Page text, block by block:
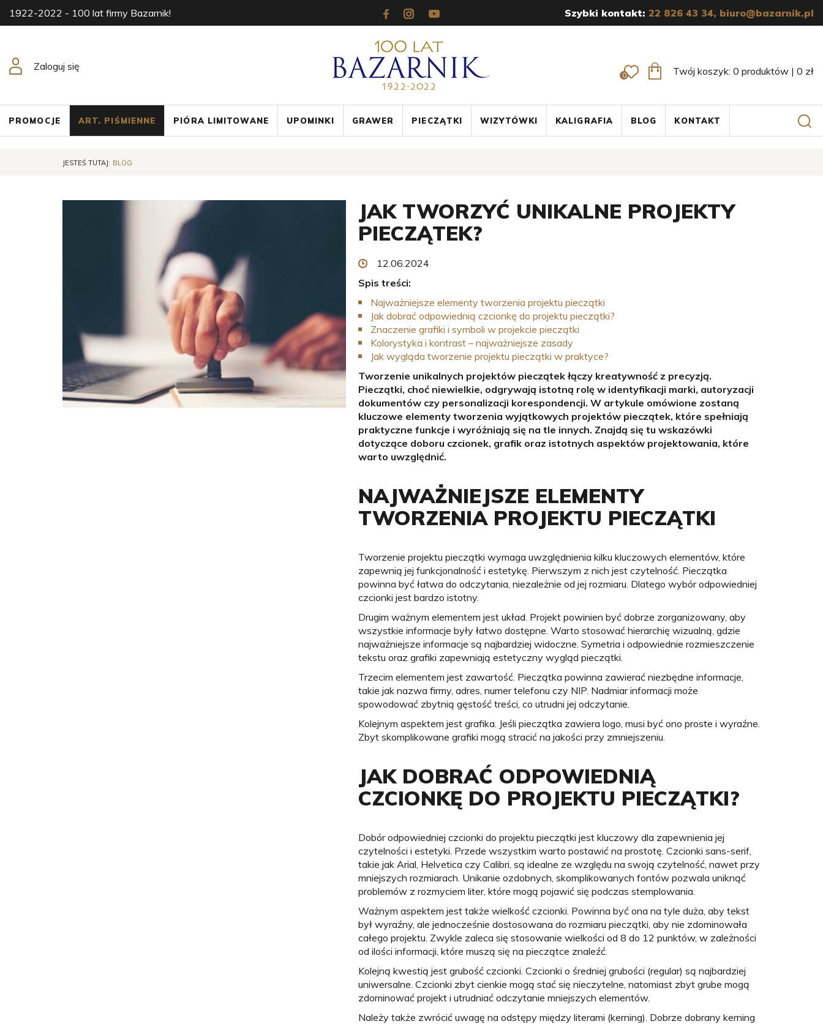
1922-2022 - 100 lat firmy Bazarnik! Szybki kontakt: 22 826 43 34, biuro@bazarnik.pl
Zaloguj się
0 Twój koszyk: 0 produktów | 0 zł
PROMOCJE ART. PIŚMIENNE PIÓRA LIMITOWANE UPOMINKI GRAWER PIECZĄTKI WIZYTÓWKI KALIGRAFIA BLOG KONTAKT
JESTEŚ TUTAJ: BLOG
JAK TWORZYĆ UNIKALNE PROJEKTY
PIECZĄTEK?
12.06.2024
Spis treści:
Najważniejsze elementy tworzenia projektu pieczątki
Jak dobrać odpowiednią czcionkę do projektu pieczątki?
Znaczenie grafiki i symboli w projekcie pieczątki
Kolorystyka i kontrast – najważniejsze zasady
Jak wygląda tworzenie projektu pieczątki w praktyce?
Tworzenie unikalnych projektów pieczątek łączy kreatywność z precyzją.
Pieczątki, choć niewielkie, odgrywają istotną rolę w identyfikacji marki, autoryzacji
dokumentów czy personalizacji korespondencji. W artykule omówione zostaną
kluczowe elementy tworzenia wyjątkowych projektów pieczątek, które spełniają
praktyczne funkcje i wyróżniają się na tle innych. Znajdą się tu wskazówki
dotyczące doboru czcionek, grafik oraz istotnych aspektów projektowania, które
warto uwzględnić.
NAJWAŻNIEJSZE ELEMENTY
TWORZENIA PROJEKTU PIECZĄTKI
Tworzenie projektu pieczątki wymaga uwzględnienia kilku kluczowych elementów, które
zapewnią jej funkcjonalność i estetykę. Pierwszym z nich jest czytelność. Pieczątka
powinna być łatwa do odczytania, niezależnie od jej rozmiaru. Dlatego wybór odpowiedniej
czcionki jest bardzo istotny.
Drugim ważnym elementem jest układ. Projekt powinien być dobrze zorganizowany, aby
wszystkie informacje były łatwo dostępne. Warto stosować hierarchię wizualną, gdzie
najważniejsze informacje są najbardziej widoczne. Symetria i odpowiednie rozmieszczenie
tekstu oraz grafiki zapewniają estetyczny wygląd pieczątki.
Trzecim elementem jest zawartość. Pieczątka powinna zawierać niezbędne informacje,
takie jak nazwa firmy, adres, numer telefonu czy NIP. Nadmiar informacji może
spowodować zbytnią gęstość treści, co utrudni jej odczytanie.
Kolejnym aspektem jest grafika. Jeśli pieczątka zawiera logo, musi być ono proste i wyraźne.
Zbyt skomplikowane grafiki mogą stracić na jakości przy zmniejszeniu.
JAK DOBRAĆ ODPOWIEDNIĄ
CZCIONKĘ DO PROJEKTU PIECZĄTKI?
Dobór odpowiedniej czcionki do projektu pieczątki jest kluczowy dla zapewnienia jej
czytelności i estetyki. Przede wszystkim warto postawić na prostotę. Czcionki sans-serif,
takie jak Arial, Helvetica czy Calibri, są idealne ze względu na swoją czytelność, nawet przy
mniejszych rozmiarach. Unikanie ozdobnych, skomplikowanych fontów pozwala uniknąć
problemów z rozmyciem liter, które mogą pojawić się podczas stemplowania.
Ważnym aspektem jest także wielkość czcionki. Powinna być ona na tyle duża, aby tekst
był wyraźny, ale jednocześnie dostosowana do rozmiaru pieczątki, aby nie zdominowała
całego projektu. Zwykle zaleca się stosowanie wielkości od 8 do 12 punktów, w zależności
od ilości informacji, które muszą się na pieczątce znaleźć.
Kolejną kwestią jest grubość czcionki. Czcionki o średniej grubości (regular) są najbardziej
uniwersalne. Czcionki zbyt cienkie mogą stać się nieczytelne, natomiast zbyt grube mogą
zdominować projekt i utrudniać odczytanie mniejszych elementów.
Należy także zwrócić uwagę na odstępy między literami (kerning). Dobrze dobrany kerning